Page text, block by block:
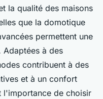
la qualité des maisons
que la domotique
permettent une
Adaptées à des
contribuent à des
et à un confort
l'importance de choisir